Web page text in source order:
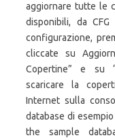
aggiornare tutte le
disponibili, da
configurazione,
cliccate su
Copertine” e su
scaricare la
Internet sulla
database di
the sample